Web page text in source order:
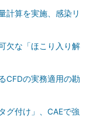
計算を実施、感染リ
欠な「ほこり入り解
CFDの実務適用の勘
グ付け」、CAEで強